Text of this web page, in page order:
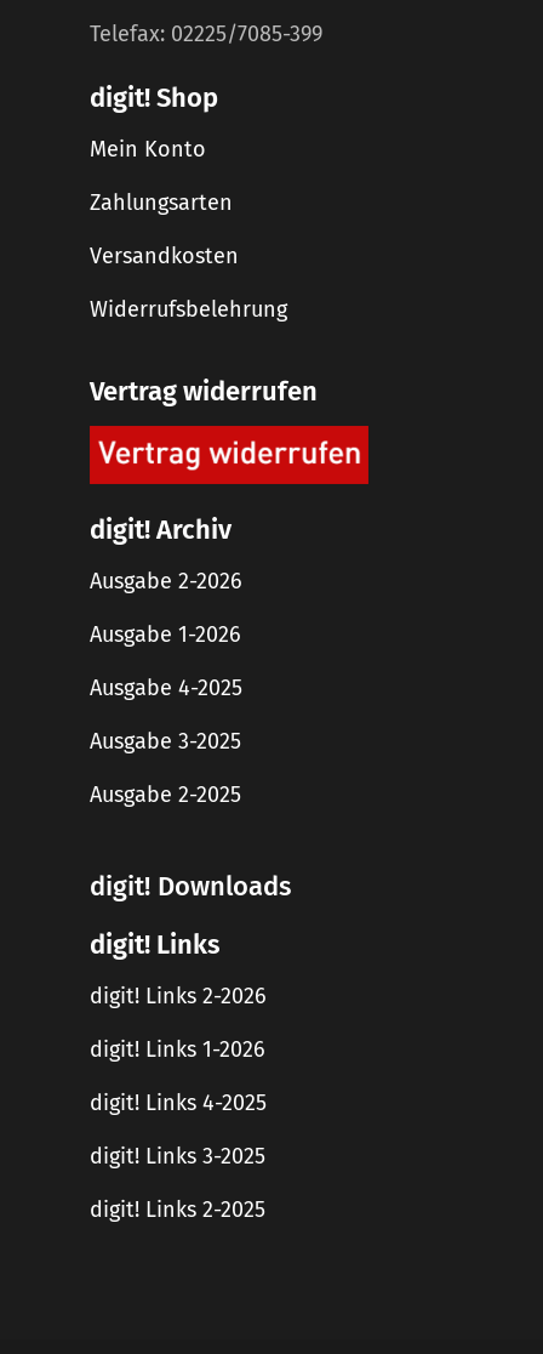
Telefax: 02225/7085-399
digit! Shop
Mein Konto
Zahlungsarten
Versandkosten
Widerrufsbelehrung
Vertrag widerrufen
digit! Archiv
Ausgabe 2-2026
Ausgabe 1-2026
Ausgabe 4-2025
Ausgabe 3-2025
Ausgabe 2-2025
digit! Downloads
digit! Links
digit! Links 2-2026
digit! Links 1-2026
digit! Links 4-2025
digit! Links 3-2025
digit! Links 2-2025